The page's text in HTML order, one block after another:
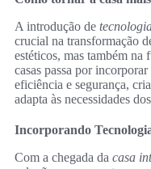
A introdução de
crucial na transformação
estéticos, mas também
casas passa por
eficiência e segurança,
adapta às necessidades
Incorporando
Com a chegada da casa